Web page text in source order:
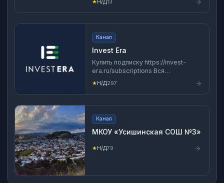
спортивная школа №6 "Волна"
Тульская область, г. Ефремов, ул.
Тульское шоссе, д. 6 Телефон:
8(48741) 5-05-70
★Н/Д13
Канал
Invest Era
Купить подписку https://invest-
era.ru/subscriptions Вся
информация не является ИИР
Регистрация в Роскомнадзоре
https://clck.ru/3GB4D4
★ Н/Д297
Канал
МКОУ «Усишинская СОШ №3»
★Н/Д79